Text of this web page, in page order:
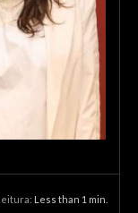
Less than 1 min.